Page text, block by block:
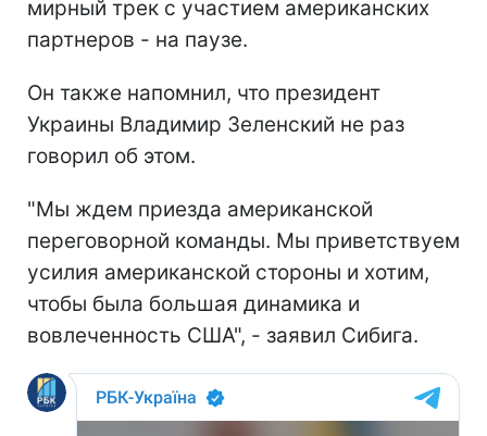
мирный трек с участием американских
партнеров - на паузе.
Он также напомнил, что президент
Украины Владимир Зеленский не раз
говорил об этом.
"Мы ждем приезда американской
переговорной команды. Мы приветствуем
усилия американской стороны и хотим,
чтобы была большая динамика и
вовлеченность США", - заявил Сибига.